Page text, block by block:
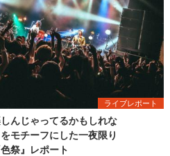
ライブレポート
んじゃってるかもしれな
モチーフにした一夜限り
祭』レポート